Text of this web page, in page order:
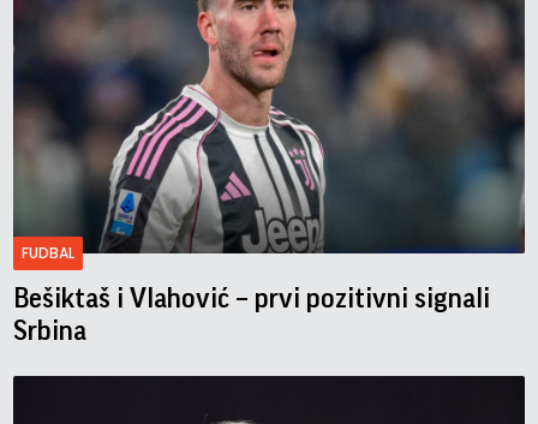
FUDBAL
Bešiktaš i Vlahović – prvi pozitivni signali
Srbina